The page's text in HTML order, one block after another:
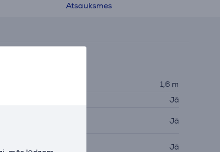
Atsauksmes
1,6 m
Jā
Jā
Jā